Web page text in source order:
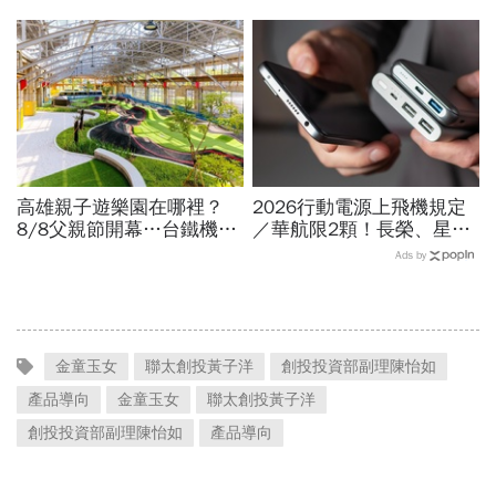
時間、蜘蛛人無人機燈光秀
場次
間、門票、最佳遊園路線總
整理
高雄親子遊樂園在哪裡？
8/8父親節開幕…台鐵機廠
2026行動電源上飛機規定
／華航限2顆！長榮、星
宇、虎航…行動電源飛機能
Ads by
金童玉女 聯太創投黃子洋
創投投資部副理陳怡如
產品導向
金童玉女
聯太創投黃子洋
創投投資部副理陳怡如
產品導向